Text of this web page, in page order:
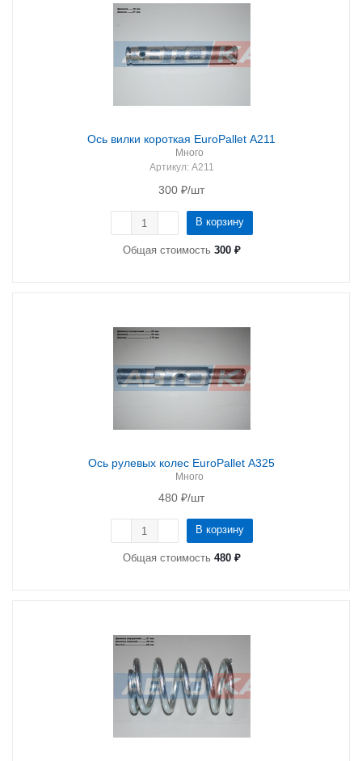
Ось вилки короткая EuroPallet A211
Много
Артикул: A211
300 ₽/шт
В корзину
Общая стоимость 300 ₽
Ось рулевых колес EuroPallet А325
Много
480 ₽/шт
В корзину
Общая стоимость 480 ₽